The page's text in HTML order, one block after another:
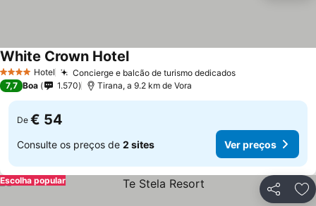
4 EstrelasHotel Concierge e balcão de turismo dedicados
White Crown Hotel
7,7 Boa 1.570 Tirana, a 9.2 km de Vora
De € 54
Consulte os preços de 2 sites Ver preços
Partilhar
Escolha popular